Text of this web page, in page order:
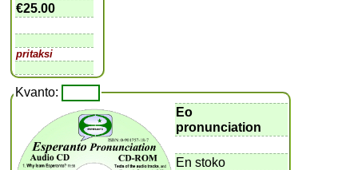
€25.00
pritaksi
Kvanto:
Eo
pronunciation
En stoko